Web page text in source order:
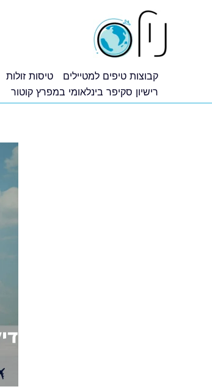
קבוצות טיפים למטיילים טיסות זולות
רישיון סקיפר בינלאומי במפרץ קוטור